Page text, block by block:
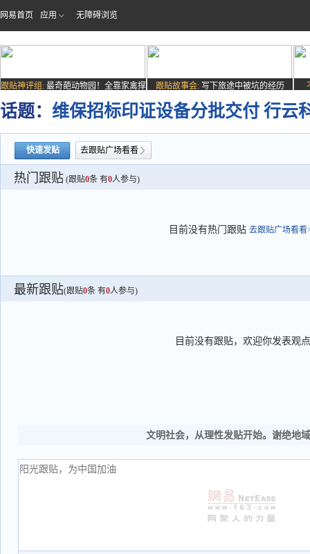
网易首页 应用 无障碍浏览
跟贴神评组: 最奇葩动物园！全靠家禽撑
场子
跟贴故事会: 写下旅途中被坑的经历
话题： 维保招标印证设备分批交付 行云
快速发贴 去跟贴广场看看
热门跟贴 (跟贴0条 有0人参与)
目前没有热门跟贴 去跟贴广场看看
最新跟贴(跟贴0条 有0人参与)
目前没有跟贴，欢迎你发表观点
文明社会，从理性发贴开始。谢绝地